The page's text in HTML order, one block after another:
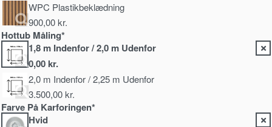
WPC Plastikbeklædning
900,00kr.
Hottub Måling*
1,8 m Indenfor / 2,0 m Udenfor
0,00 kr.
2,0 m Indenfor / 2,25 m Udenfor
3.500,00kr.
Farve På Karforingen*
Hvid